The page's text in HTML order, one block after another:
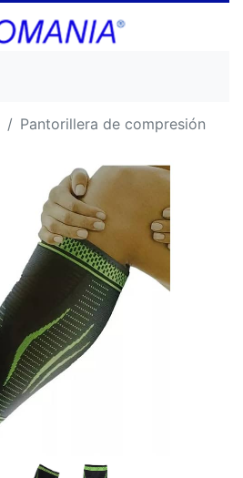
Pantorillera de compresión